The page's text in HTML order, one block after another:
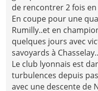
de rencontrer 2 fois
En coupe pour une
Rumilly..et en
quelques jours avec
savoyards à
Le club lyonnais est
turbulences depuis
avec une descente de